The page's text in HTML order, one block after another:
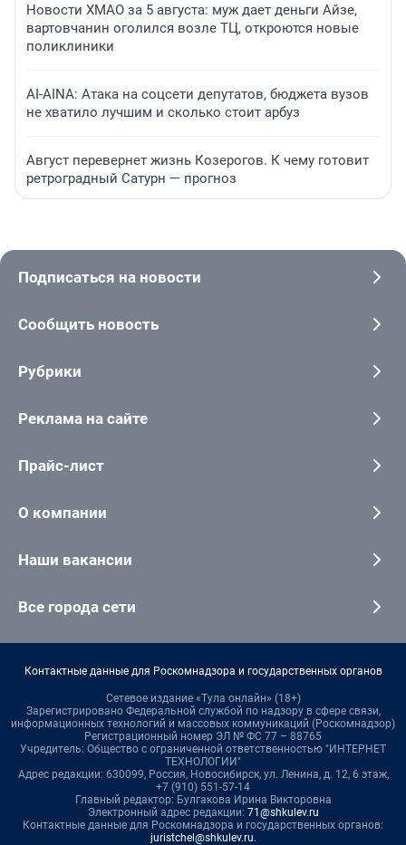
Новости ХМАО за 5 августа: муж дает деньги Айзе,
вартовчанин оголился возле ТЦ, откроются новые
поликлиники
AI-AINA: Атака на соцсети депутатов, бюджета вузов
не хватило лучшим и сколько стоит арбуз
Август перевернет жизнь Козерогов. К чему готовит
ретроградный Сатурн — прогноз
Подписаться на новости
Сообщить новость
Рубрики
Реклама на сайте
Прайс-лист
О компании
Наши вакансии
Все города сети
Контактные данные для Роскомнадзора и государственных органов
Сетевое издание «Тула онлайн» (18+)
Зарегистрировано Федеральной службой по надзору в сфере связи,
информационных технологий и массовых коммуникаций (Роскомнадзор)
Регистрационный номер ЭЛ № ФС 77 – 88765
Учредитель: Общество с ограниченной ответственностью "ИНТЕРНЕТ
ТЕХНОЛОГИИ"
Адрес редакции: 630099, Россия, Новосибирск, ул. Ленина, д. 12, 6 этаж,
+7 (910) 551-57-14
Главный редактор: Булгакова Ирина Викторовна
Электронный адрес редакции: 71@shkulev.ru
Контактные данные для Роскомнадзора и государственных органов:
juristchel@shkulev.ru.